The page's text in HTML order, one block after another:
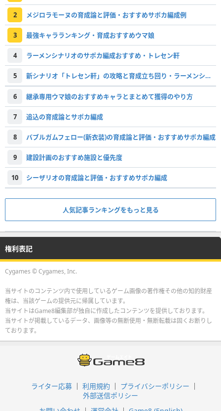
2 メジロラモーヌの育成論と評価・おすすめサポカ編成例
3 最強キャラランキング・育成おすすめウマ娘
4 ラーメンシナリオのサポカ編成おすすめ・トレセン軒
5 新シナリオ「トレセン軒」の攻略と育成立ち回り・ラーメンシナリオ
6 継承専用ウマ娘のおすすめキャラとまとめて獲得のやり方
7 追込の育成論とサポカ編成
8 バブルガムフェロー(新衣装)の育成論と評価・おすすめサポカ編成
9 建設計画のおすすめ施設と優先度
10 シーザリオの育成論と評価・おすすめサポカ編成
人気記事ランキングをもっと見る
権利表記
Cygames © Cygames, Inc.
当サイトのコンテンツ内で使用しているゲーム画像の著作権その他の知的財産
権は、当該ゲームの提供元に帰属しています。
当サイトはGame8編集部が独自に作成したコンテンツを提供しております。
当サイトが掲載しているデータ、画像等の無断使用・無断転載は固くお断りし
ております。
ライター応募 利用規約
プライバシーポリシー
外部送信ポリシー